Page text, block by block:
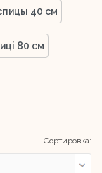
40 см
80 см
Сортировка: